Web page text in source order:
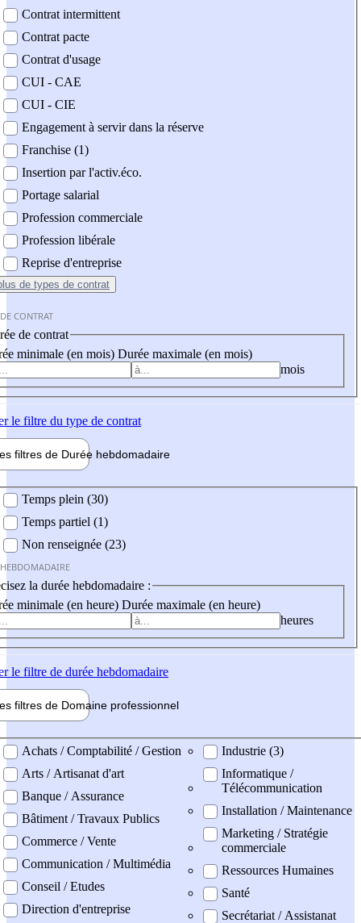
Contrat intermittent
Contrat pacte
Contrat d'usage
CUI - CAE
CUI - CIE
Engagement à servir dans la réserve
Franchise (1)
Insertion par l'activ.éco.
Portage salarial
Profession commerciale
Profession libérale
Reprise d'entreprise
de types de contrat
CONTRAT
de contrat
minimale (en mois) Durée maximale (en mois)
mois
le filtre du type de contrat
filtres de Durée hebdomadaire
Temps plein (30)
Temps partiel (1)
Non renseignée (23)
la durée hebdomadaire :
minimale (en heure) Durée maximale (en heure)
heures
le filtre de durée hebdomadaire
filtres de Domaine professionnel
professionel
Achats / Comptabilité / Gestion
Arts / Artisanat d'art
Banque / Assurance
Bâtiment / Travaux Publics
Commerce / Vente
Communication / Multimédia
Conseil / Etudes
Direction d'entreprise
Industrie (3)
Informatique /
Télécommunication
Installation / Maintenance
Marketing / Stratégie
commerciale
Ressources Humaines
Santé
Secrétariat / Assistanat